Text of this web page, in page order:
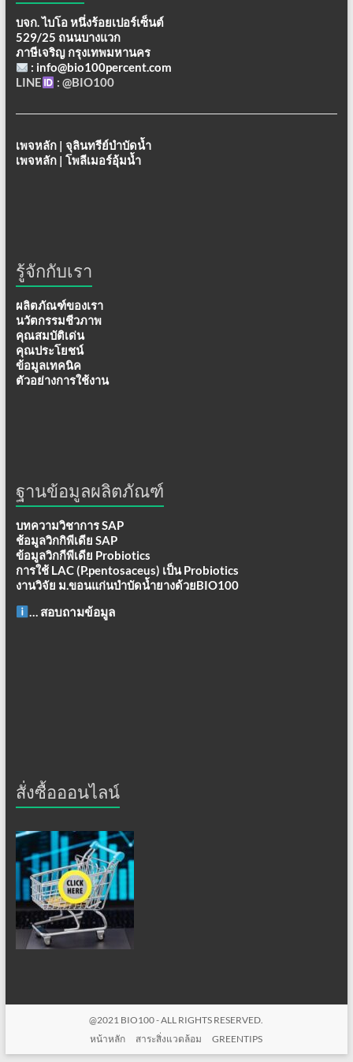
บจก. ไบโอ หนึ่งร้อยเปอร์เซ็นต์
529/25 ถนนบางแวก
ภาษีเจริญ กรุงเทพมหานคร
: info@bio100percent.com
LINE
: @BIO100
เพจหลัก | จุลินทรีย์บำบัดน้ำ
เพจหลัก | โพลีเมอร์อุ้มน้ำ
รู้จักกับเรา
ผลิตภัณฑ์ของเรา
นวัตกรรมชีวภาพ
คุณสมบัติเด่น
คุณประโยชน์
ข้อมูลเทคนิค
ตัวอย่างการใช้งาน
ฐานข้อมูลผลิตภัณฑ์
บทความวิชาการ SAP
ช้อมูลวิกกิพีเดีย SAP
ข้อมูลวิกกีพีเดีย Probiotics
การใช้ LAC (P.pentosaceus) เป็น Probiotics
งานวิจัย ม.ขอนแก่นบำบัดน้ำยางด้วยBIO100
… สอบถามข้อมูล
สั่งซื้อออนไลน์
@2021 BIO100 - ALL RIGHTS RESERVED.
หน้าหลัก
สาระสิ่งแวดล้อม GREENTIPS